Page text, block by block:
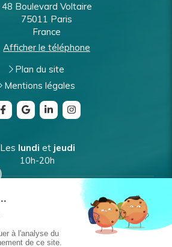
48 Boulevard Voltaire
75011 Paris
France
Afficher le téléphone
Plan du site
Mentions légales
Les lundi et jeudi
10h-20h
vendredi
Lemercredi